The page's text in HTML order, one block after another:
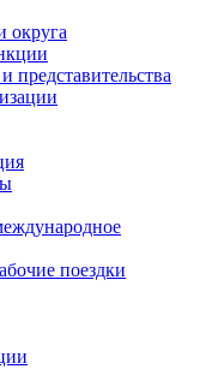
округа
представительства
поездки